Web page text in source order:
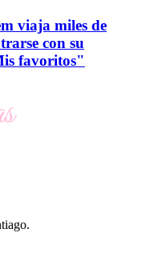
viaja miles de
con su
favoritos"